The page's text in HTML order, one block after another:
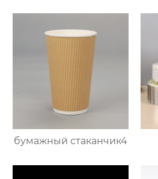
бумажный стаканчик4